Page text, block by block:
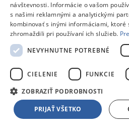
Nový automatický kávovar Eletta
De'Longhi ponúka viac ako 50
Čítať článok
Blog Navigačné schopnosti
Inteligentné robotické kosačky
potreby inštalácie obvodových
finančne nákladnú a dlhotrvajúcu
pripravená už za pár minút.
vyhýbanie sa prekážkam či zakázané
kosačkách Ecovacs samozrejmosťou.
návštevnosti. Informácie o vašom
s našimi reklamnými a analytickými
kombinovať s inými informáciami, ktoré
zhromaždili pri používaní ich služieb.
NEVYHNUTNE POTREBNÉ
CIELENIE FUNKCIE
ZOBRAZIŤ PODROBNOSTI
PRIJAŤ VŠETKO